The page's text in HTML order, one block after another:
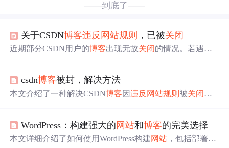
——到底了——
关于CSDN博客违反 网站规则 ，已被关闭
近期部分CSDN用户的博客出现无故关闭的情况。若遇到
csdn博客被封，解决方法
本文介绍了一种解决CSDN博客因违反 网站规则被关闭 的
WordPress：构建强大的 网站和博客的完美选择
本文详细介绍了如何使用WordPress构建网站 ，包括部署L